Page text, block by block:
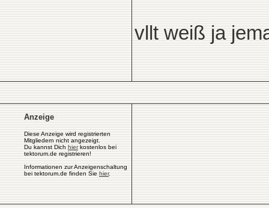
vllt weiß ja
Anzeige
Diese Anzeige wird registrierten
Mitgliedern nicht angezeigt.
Du kannst Dich hierkostenlos bei
tektorum.de registrieren!
Informationen zur Anzeigenschaltung
bei tektorum.de finden Sie hier.